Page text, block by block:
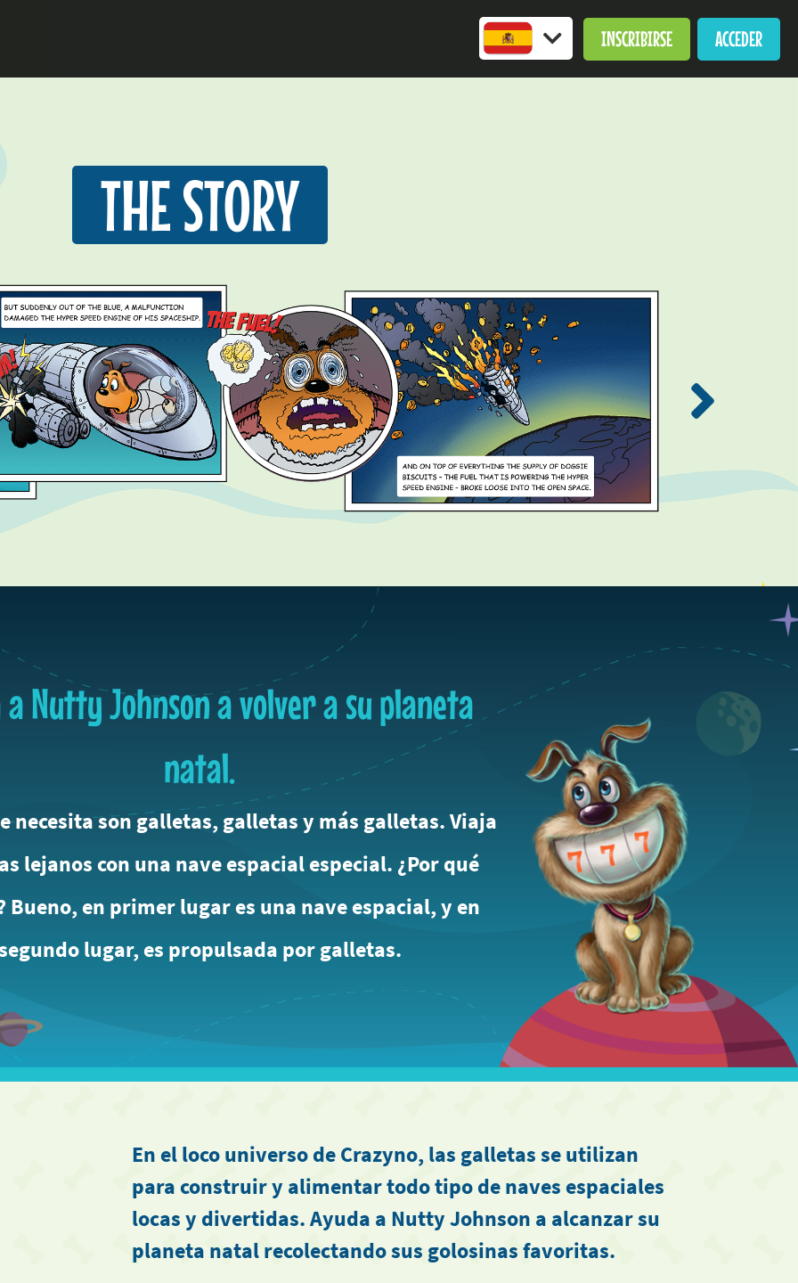
INSCRIBIRSE ACCEDER
THE STORY
a Nutty Johnson a volver a su planeta
natal.
necesita son galletas, galletas y más galletas. Viaja
lejanos con una nave espacial especial. ¿Por qué
Bueno, en primer lugar es una nave espacial, y en
lugar, es propulsada por galletas.
En el loco universo de Crazyno, las galletas se utilizan
para construir y alimentar todo tipo de naves espaciales
locas y divertidas. Ayuda a Nutty Johnson a alcanzar su
planeta natal recolectando sus golosinas favoritas.